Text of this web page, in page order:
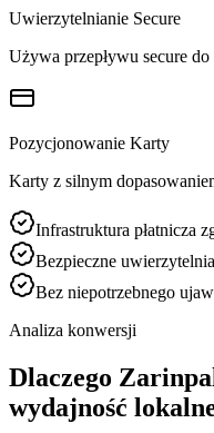
Uwierzytelnianie Secure
Używa przepływu secure
Pozycjonowanie Karty
Karty z silnym
Infrastruktura płatnicza
Bezpieczne
Bez niepotrzebnego
Analiza konwersji
Dlaczego
wydajność